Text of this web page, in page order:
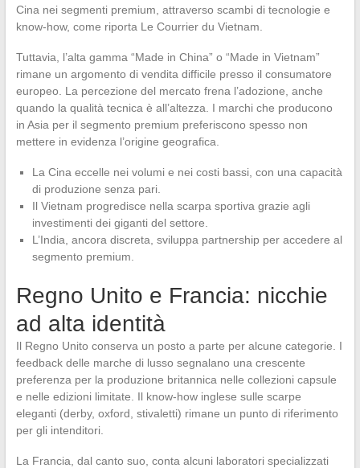
Cina nei segmenti premium, attraverso scambi di tecnologie e
know-how, come riporta Le Courrier du Vietnam.
Tuttavia, l’alta gamma “Made in China” o “Made in Vietnam”
rimane un argomento di vendita difficile presso il consumatore
europeo. La percezione del mercato frena l’adozione, anche
quando la qualità tecnica è all’altezza. I marchi che producono
in Asia per il segmento premium preferiscono spesso non
mettere in evidenza l’origine geografica.
La Cina eccelle nei volumi e nei costi bassi, con una capacità
di produzione senza pari.
Il Vietnam progredisce nella scarpa sportiva grazie agli
investimenti dei giganti del settore.
L’India, ancora discreta, sviluppa partnership per accedere al
segmento premium.
Regno Unito e Francia: nicchie
ad alta identità
Il Regno Unito conserva un posto a parte per alcune categorie. I
feedback delle marche di lusso segnalano una crescente
preferenza per la produzione britannica nelle collezioni capsule
e nelle edizioni limitate. Il know-how inglese sulle scarpe
eleganti (derby, oxford, stivaletti) rimane un punto di riferimento
per gli intenditori.
La Francia, dal canto suo, conta alcuni laboratori specializzati